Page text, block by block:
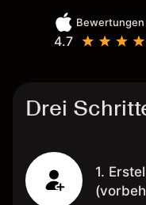
Bewertungen
4.7
Drei
1.